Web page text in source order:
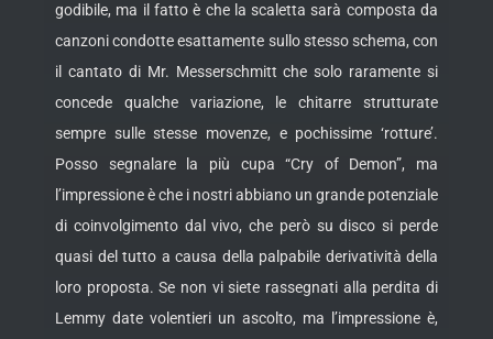
godibile, ma il fatto è che la scaletta sarà composta da
canzoni condotte esattamente sullo stesso schema, con
il cantato di Mr. Messerschmitt che solo raramente si
concede qualche variazione, le chitarre strutturate
sempre sulle stesse movenze, e pochissime ‘rotture’.
Posso segnalare la più cupa “Cry of Demon”, ma
l’impressione è che i nostri abbiano un grande potenziale
di coinvolgimento dal vivo, che però su disco si perde
quasi del tutto a causa della palpabile derivatività della
loro proposta. Se non vi siete rassegnati alla perdita di
Lemmy date volentieri un ascolto, ma l’impressione è,